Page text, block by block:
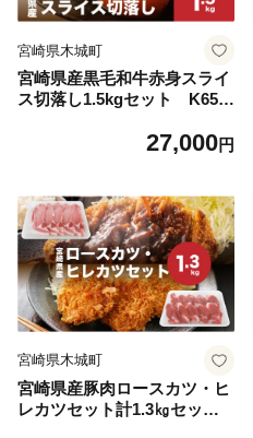
宮崎県木城町
宮崎県産黒毛和牛赤身スライ
ス切落し1.5kgセット K65_
27,000円
宮崎県木城町
宮崎県産豚肉ロースカツ・ヒ
レカツセット計1.3㎏セット_